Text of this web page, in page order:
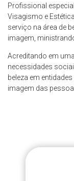
Profissional
Visagismo e
serviço na área de
imagem,
Acreditando em
necessidades
beleza em
imagem das